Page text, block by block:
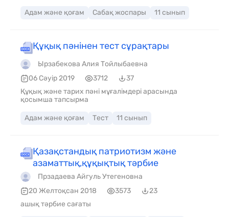
Адам және қоғам Сабақ жоспары 11 сынып
Құқық пәнінен тест сұрақтары
Ырзабекова Алия Тойлыбаевна
06 Сәуір 2019
3712
37
Құқық және тарих пәні мұғалімдері арасында
қосымша тапсырма
Адам және қоғам Тест 11 сынып
Қазақстандық патриотизм және
азаматтық,құқықтық тәрбие
Прзадаева Айгуль Утегеновна
20 Желтоқсан 2018
3573
23
ашық тәрбие сағаты